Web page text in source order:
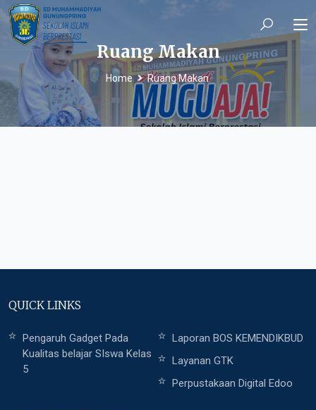
Ruang Makan
Home Ruang Makan
QUICK LINKS
Pengaruh Gadget Pada
Kualitas belajar SIswa Kelas
5
Laporan BOS KEMENDIKBUD
Layanan GTK
Perpustakaan Digital Edoo